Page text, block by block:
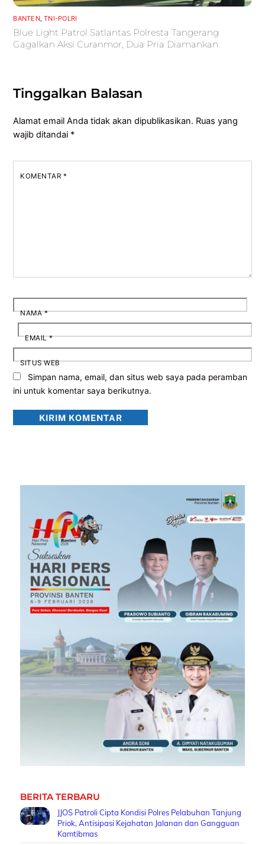
BANTEN,TNI-POLRI
Blue Light Patrol Satlantas Polresta Tangerang
Gagalkan Aksi Curanmor, Dua Pria Diamankan
Tinggalkan Balasan
Alamat email Anda tidak akan dipublikasikan. Ruas yang
wajib ditandai *
KOMENTAR *
NAMA*
EMAIL*
SITUS WEB
Simpan nama, email, dan situs web saya pada peramban
ini untuk komentar saya berikutnya.
BERITA TERBARU
JJOS Patroli Cipta Kondisi Polres Pelabuhan Tanjung
Priok, Antisipasi Kejahatan Jalanan dan Gangguan
Kamtibmas